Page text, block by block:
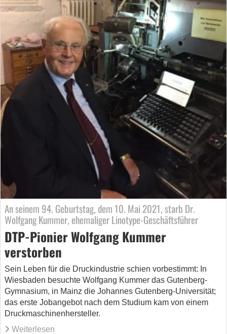
An seinem 94. Geburtstag, dem 10. Mai 2021, starb Dr.
Wolfgang Kummer, ehemaliger Linotype-Geschäftsführer
DTP-Pionier Wolfgang Kummer
verstorben
Sein Leben für die Druckindustrie schien vorbestimmt: In
Wiesbaden besuchte Wolfgang Kummer das Gutenberg-
Gymnasium, in Mainz die Johannes Gutenberg-Universität;
das erste Jobangebot nach dem Studium kam von einem
Druckmaschinenhersteller.
Weiterlesen